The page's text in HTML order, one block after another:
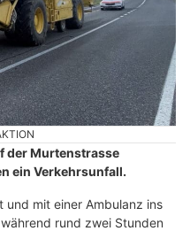
der Murtenstrasse
ein Verkehrsunfall.
und mit einer Ambulanz ins
rund zwei Stunden